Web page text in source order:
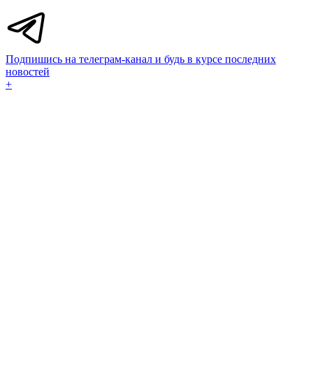
Подпишись на телеграм-канал и будь в курсе последних
новостей
+